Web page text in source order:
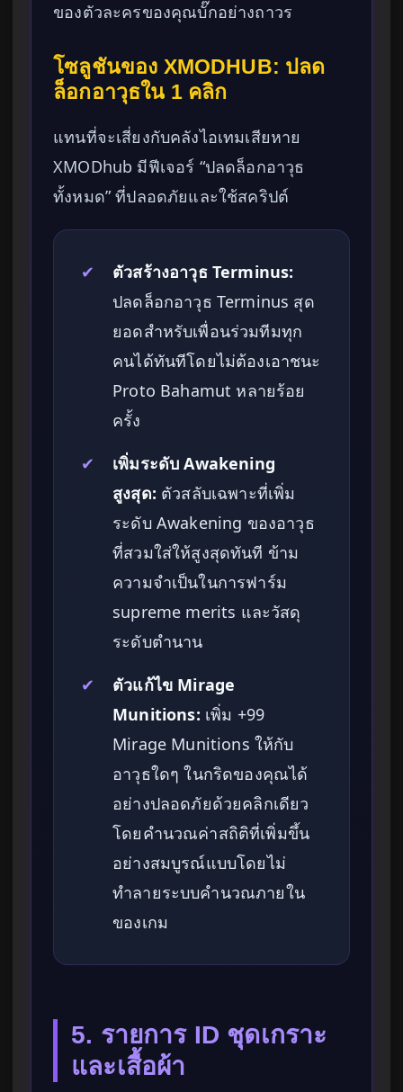
ของตัวละครของคุณบั๊กอย่างถาวร
โซลูชันของ XMODHUB: ปลด
ล็อกอาวุธใน 1 คลิก
แทนที่จะเสี่ยงกับคลังไอเทมเสียหาย
XMODhub มีฟีเจอร์ “ปลดล็อกอาวุธ
ทั้งหมด” ที่ปลอดภัยและใช้สคริปต์
✔
ตัวสร้างอาวุธ Terminus:
ปลดล็อกอาวุธ Terminus สุด
ยอดสำหรับเพื่อนร่วมทีมทุก
คนได้ทันทีโดยไม่ต้องเอาชนะ
Proto Bahamut หลายร้อย
ครั้ง
✔
เพิ่มระดับ Awakening
สูงสุด: ตัวสลับเฉพาะที่เพิ่ม
ระดับ Awakening ของอาวุธ
ที่สวมใส่ให้สูงสุดทันที ข้าม
ความจำเป็นในการฟาร์ม
supreme merits และวัสดุ
ระดับตำนาน
✔
ตัวแก้ไข Mirage
Munitions: เพิ่ม +99
Mirage Munitions ให้กับ
อาวุธใดๆ ในกริดของคุณได้
อย่างปลอดภัยด้วยคลิกเดียว
โดยคำนวณค่าสถิติที่เพิ่มขึ้น
อย่างสมบูรณ์แบบโดยไม่
ทำลายระบบคำนวณภายใน
ของเกม
5. รายการ ID ชุดเกราะ
และเสื้อผ้า